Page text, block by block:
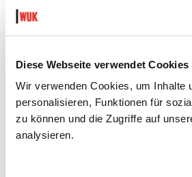
Diese Webseite verwendet Cookies
Wir verwenden Cookies, um Inhalte
personalisieren, Funktionen für
zu können und die Zugriffe auf
analysieren.
In ihrem Vortrag gibt Steffi Hofer
Prozessen, auf denen der
die bevorstehende Workshop-Reihe im
LINKS